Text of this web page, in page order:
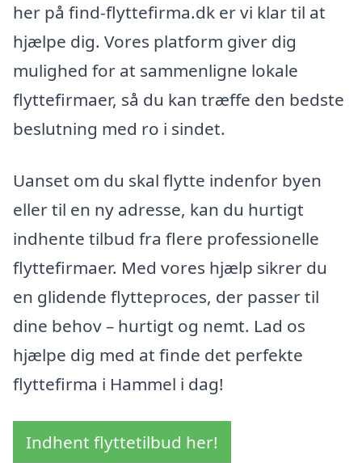
her på find-flyttefirma.dk er vi klar til at
hjælpe dig. Vores platform giver dig
mulighed for at sammenligne lokale
flyttefirmaer, så du kan træffe den bedste
beslutning med ro i sindet.
Uanset om du skal flytte indenfor byen
eller til en ny adresse, kan du hurtigt
indhente tilbud fra flere professionelle
flyttefirmaer. Med vores hjælp sikrer du
en glidende flytteproces, der passer til
dine behov – hurtigt og nemt. Lad os
hjælpe dig med at finde det perfekte
flyttefirma i Hammel i dag!
Indhent flyttetilbud her!